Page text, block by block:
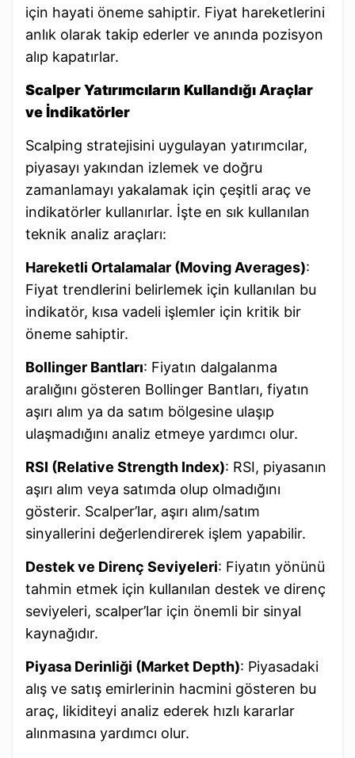
için hayati öneme sahiptir. Fiyat hareketlerini
anlık olarak takip ederler ve anında pozisyon
alıp kapatırlar.
Scalper Yatırımcıların Kullandığı Araçlar
ve İndikatörler
Scalping stratejisini uygulayan yatırımcılar,
piyasayı yakından izlemek ve doğru
zamanlamayı yakalamak için çeşitli araç ve
indikatörler kullanırlar. İşte en sık kullanılan
teknik analiz araçları:
Hareketli Ortalamalar (Moving Averages):
Fiyat trendlerini belirlemek için kullanılan bu
indikatör, kısa vadeli işlemler için kritik bir
öneme sahiptir.
Bollinger Bantları: Fiyatın dalgalanma
aralığını gösteren Bollinger Bantları, fiyatın
aşırı alım ya da satım bölgesine ulaşıp
ulaşmadığını analiz etmeye yardımcı olur.
RSI (Relative Strength Index): RSI, piyasanın
aşırı alım veya satımda olup olmadığını
gösterir. Scalper’lar, aşırı alım/satım
sinyallerini değerlendirerek işlem yapabilir.
Destek ve Direnç Seviyeleri: Fiyatın yönünü
tahmin etmek için kullanılan destek ve direnç
seviyeleri, scalper’lar için önemli bir sinyal
kaynağıdır.
Piyasa Derinliği (Market Depth): Piyasadaki
alış ve satış emirlerinin hacmini gösteren bu
araç, likiditeyi analiz ederek hızlı kararlar
alınmasına yardımcı olur.